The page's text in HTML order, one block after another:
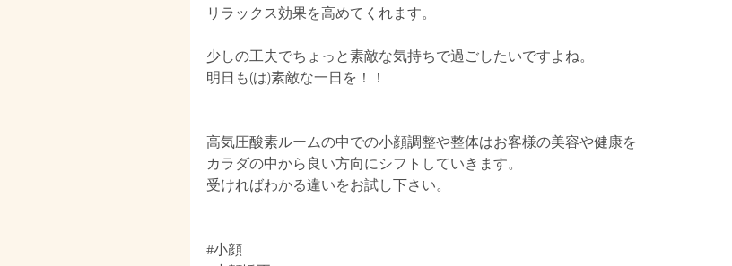
リラックス効果を高めてくれます。
少しの工夫でちょっと素敵な気持ちで過ごしたいですよね。
明日も(は)素敵な一日を！！
高気圧酸素ルームの中での小顔調整や整体はお客様の美容や健康を
カラダの中から良い方向にシフトしていきます。
受ければわかる違いをお試し下さい。
#小顔